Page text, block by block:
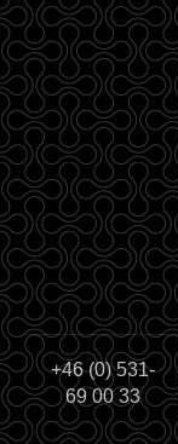
+46 (0) 531-
69 00 33